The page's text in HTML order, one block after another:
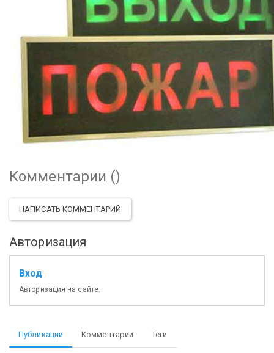
Комментарии ()
НАПИСАТЬ КОММЕНТАРИЙ
Авторизация
Вход
Авторизация на сайте.
Публикации Комментарии Теги